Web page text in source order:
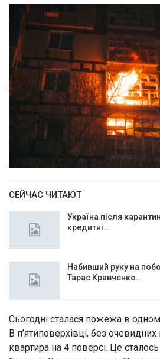
СЕЙЧАС ЧИТАЮТ
Україна після
кредитні…
Набивший руку на
Тарас Кравченко…
Сьогодні сталася пожежа в
В п’ятиповерхівці, без
квартира на 4 поверсі. Це